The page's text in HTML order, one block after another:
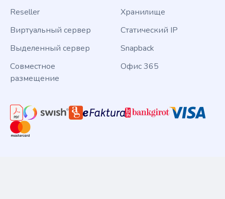
Reseller
Виртуальный сервер
Выделенный сервер
Совместное
размещение
Хранилище
Статический IP
Snapback
Офис 365